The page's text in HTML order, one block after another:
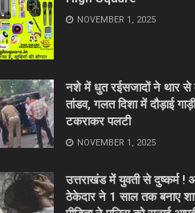
NOVEMBER 1, 2025
नशे में धुत रईसजादों ने थार से
तांडव, गलत दिशा में दौड़ाई
टकराकर पलटी
NOVEMBER 1, 2025
उत्तराखंड में युवती से दुष्कर्म !
ठेकेदार ने 1 साल तक बनाए